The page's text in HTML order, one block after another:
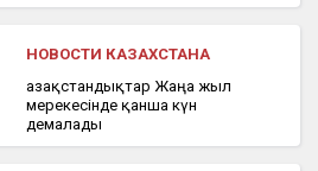
НОВОСТИ КАЗАХСТАНА
Қазақстандықтар Жаңа жыл
мерекесінде қанша күн
демалады